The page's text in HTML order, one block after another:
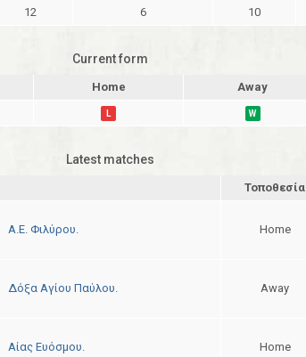
12 6 10
Current form
Home Away
L W
Latest matches
Τοποθεσία
Α.Ε. Φιλύρου. Home
Δόξα Αγίου Παύλου. Away
Αίας Ευόσμου. Home